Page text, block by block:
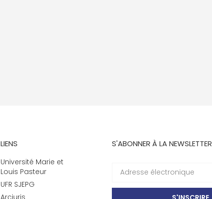
LIENS
Université Marie et
Louis Pasteur
UFR SJEPG
Arcjuris
S'ABONNER À LA NEWSLETTER